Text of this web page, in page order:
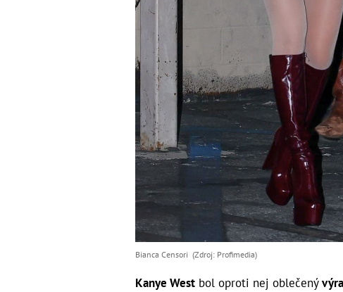
Bianca Censori (Zdroj: Profimedia)
Kanye West bol oproti nej oblečený